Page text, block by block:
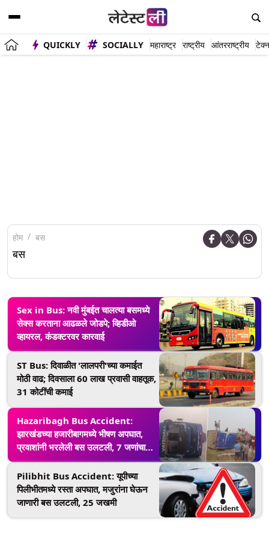
QUICKLY SOCIALLY महाराष्ट्र राष्ट्रीय आंतरराष्ट्रीय
होम बस
बस
Sex in Bus: नवी मुंबईत चालत्या बसमध्ये
सेक्स करताना आढळले जोडपे; व्हिडीओ
व्हायरल, कंडक्टरवर कारवाई
ST Bus: दिवाळीत 'लालपरी'च्या कमाईत
मोठी वाढ; दिवसाला 60 लाख प्रवासी वाहतूक,
31 कोटींची कमाई
Hazaribagh Bus Accident:
झारखंडच्या हजारीबागमध्ये भीषण अपघात,
प्रवाशांनी भरलेली बस उलटली, 7 जणांचा
मृत्यू, 25 हून अधिक जखमी; व्हिडिओ
Pilibhit Bus Accident: यूपीच्या
पिलीभीतमध्ये रस्ता अपघात, मजुरांना घेऊन
जाणारी बस उलटली, 25 जखमी